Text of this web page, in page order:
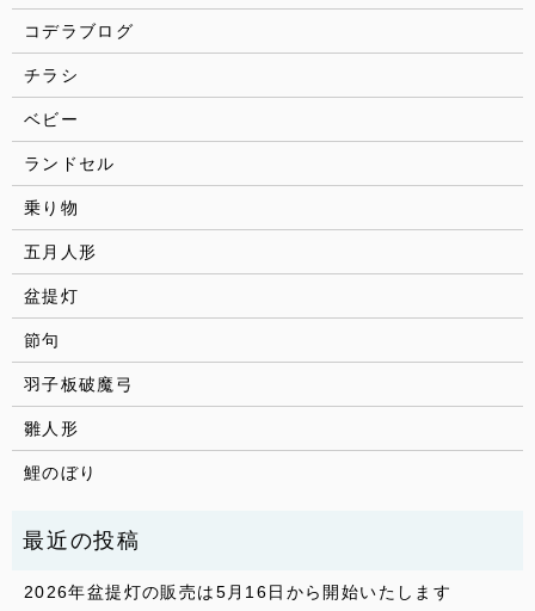
コデラブログ
チラシ
ベビー
ランドセル
乗り物
五月人形
盆提灯
節句
羽子板破魔弓
雛人形
鯉のぼり
2026年盆提灯の販売は5月16日から開始いたします